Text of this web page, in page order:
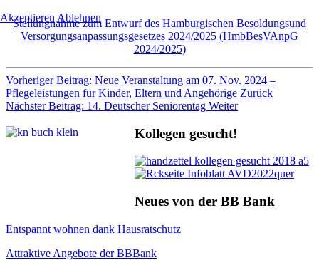
Stellungnahme zum Entwurf des Hamburgischen Besoldungsund
Versorgungsanpassungsgesetzes 2024/2025 (HmbBesVAnpG
2024/2025)
Vorheriger Beitrag: Neue Veranstaltung am 07. Nov. 2024 –
Pflegeleistungen für Kinder, Eltern und Angehörige Zurück
Nächster Beitrag: 14. Deutscher Seniorentag Weiter
Kollegen gesucht!
Neues von der BB Bank
Entspannt wohnen dank Hausratschutz
Attraktive Angebote der BBBank
Akzeptieren Ablehnen